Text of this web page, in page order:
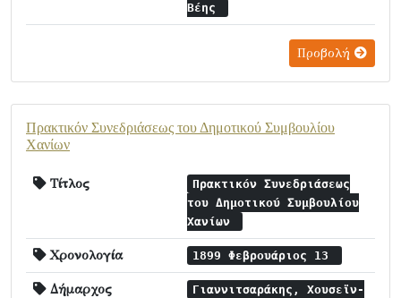
Βέης
Προβολή
Πρακτικόν Συνεδριάσεως του Δημοτικού Συμβουλίου
Χανίων
Τίτλος
Πρακτικόν Συνεδριάσεως
του Δημοτικού Συμβουλίου
Χανίων
Χρονολογία 1899 Φεβρουάριος 13
Δήμαρχος
Γιαννιτσαράκης, Χουσεϊν-